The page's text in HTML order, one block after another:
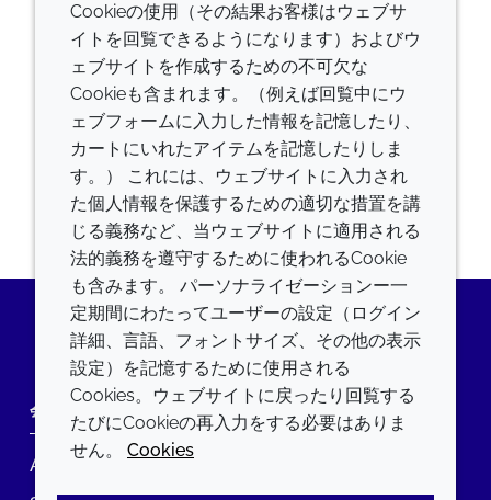
Captcha
提出
LinkedIn
会社
Annual Report
LEGAL
Cookieの使用（その結果お客様はウェブサ
イトを回覧できるようになります）およびウ
ェブサイトを作成するための不可欠な
Cookieも含まれます。（例えば回覧中にウ
ェブフォームに入力した情報を記憶したり、
カートにいれたアイテムを記憶したりしま
す。） これには、ウェブサイトに入力され
た個人情報を保護するための適切な措置を講
じる義務など、当ウェブサイトに適用される
法的義務を遵守するために使われるCookie
も含みます。 パーソナライゼーションー一
定期間にわたってユーザーの設定（ログイン
詳細、言語、フォントサイズ、その他の表示
設定）を記憶するために使用される
Cookies。ウェブサイトに戻ったり回覧する
たびにCookieの再入力をする必要はありま
せん。 Cookies